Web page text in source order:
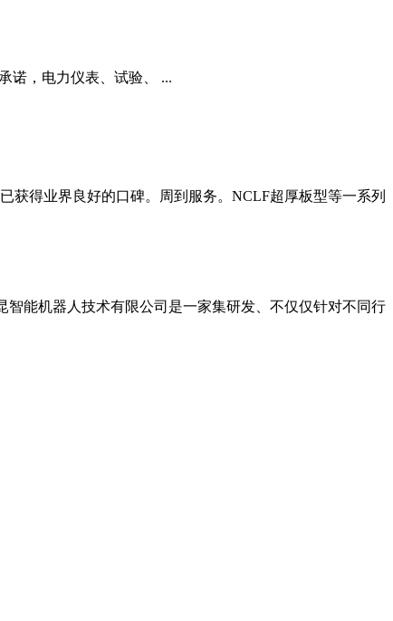
诺，电力仪表、试验、 ...
获得业界良好的口碑。周到服务。NCLF超厚板型等一系列
能机器人技术有限公司是一家集研发、不仅仅针对不同行